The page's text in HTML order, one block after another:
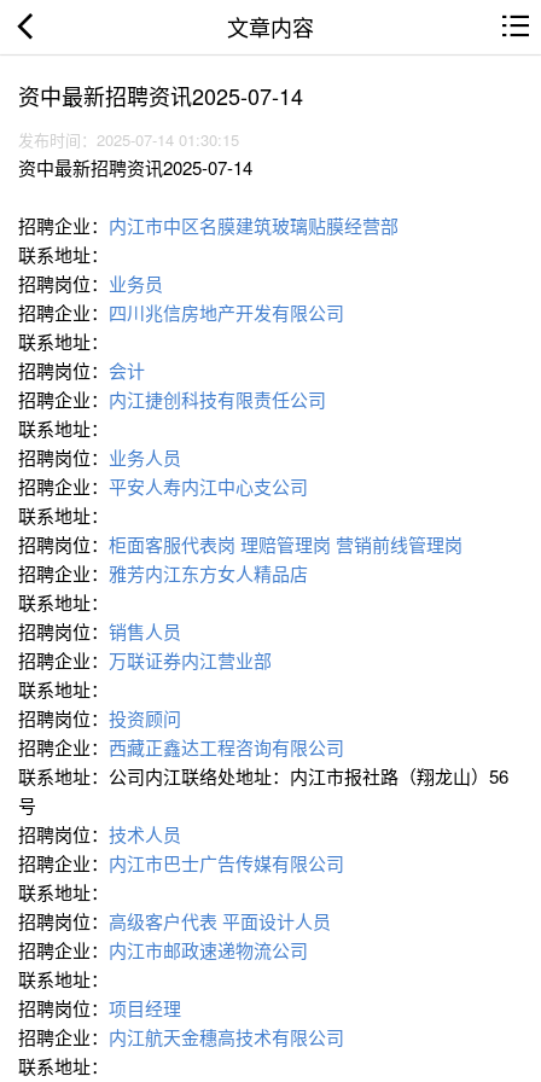
文章内容
资中最新招聘资讯2025-07-14
发布时间：2025-07-14 01:30:15
资中最新招聘资讯2025-07-14
招聘企业： 内江市中区名膜建筑玻璃贴膜经营部
联系地址：
招聘岗位： 业务员
招聘企业： 四川兆信房地产开发有限公司
联系地址：
招聘岗位： 会计
招聘企业： 内江捷创科技有限责任公司
联系地址：
招聘岗位： 业务人员
招聘企业： 平安人寿内江中心支公司
联系地址：
招聘岗位： 柜面客服代表岗 理赔管理岗 营销前线管理岗
招聘企业： 雅芳内江东方女人精品店
联系地址：
招聘岗位： 销售人员
招聘企业： 万联证券内江营业部
联系地址：
招聘岗位： 投资顾问
招聘企业： 西藏正鑫达工程咨询有限公司
联系地址：公司内江联络处地址：内江市报社路（翔龙山）56
号
招聘岗位： 技术人员
招聘企业： 内江市巴士广告传媒有限公司
联系地址：
招聘岗位： 高级客户代表 平面设计人员
招聘企业： 内江市邮政速递物流公司
联系地址：
招聘岗位： 项目经理
招聘企业： 内江航天金穗高技术有限公司
联系地址：